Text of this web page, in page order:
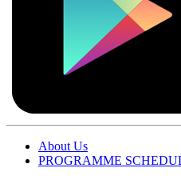
About Us
PROGRAMME